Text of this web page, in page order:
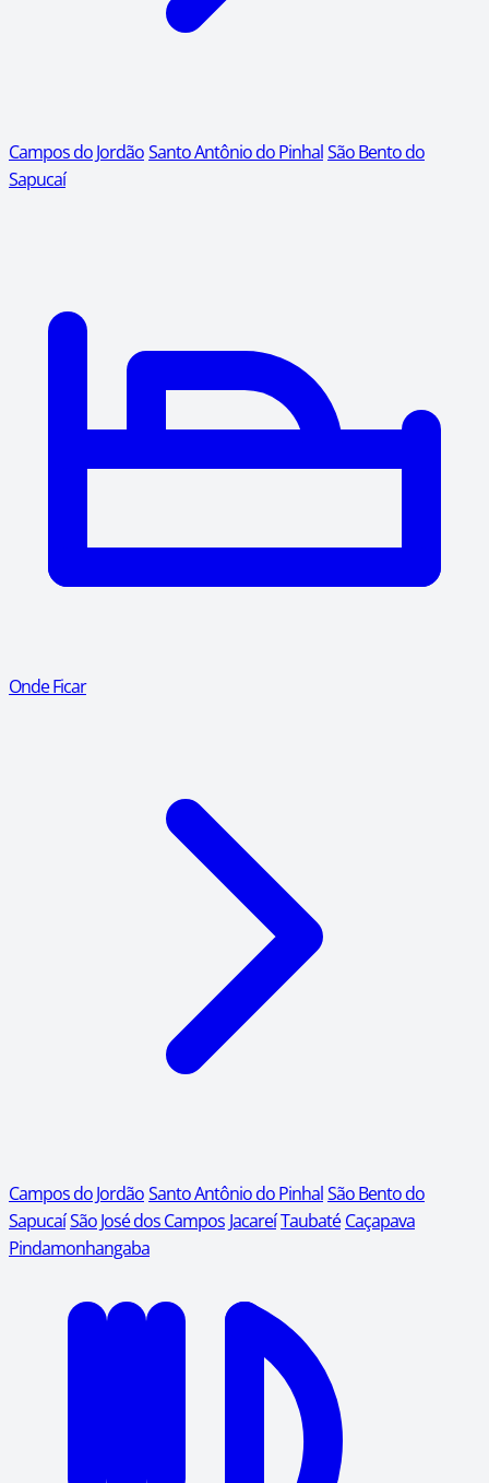
Campos do JordãoSanto Antônio do PinhalSão Bento do
Sapucaí
Onde Ficar
Campos do JordãoSanto Antônio do PinhalSão Bento do
SapucaíSão José dos Campos JacareíTaubaté Caçapava
Pindamonhangaba